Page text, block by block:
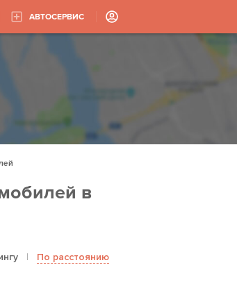
АВТОСЕРВИС
в
| По расстоянию